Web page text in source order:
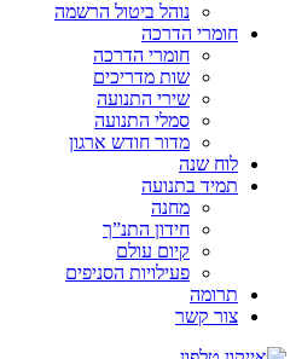
נוהל ביטול הרשמה
חומרי הדרכה
חומרי הדרכה
שות מדריכים
שירי התנועה
סמלי התנועה
מדור חודש ארגון
לוח שנה
תמיד בתנועה
מחנה
חידון התנ”ך
קיום עולם
פעילויות הסניפים
תרומה
צור קשר